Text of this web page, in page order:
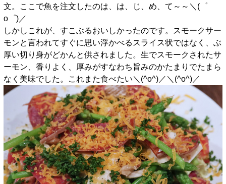
文。ここで魚を注文したのは、は、じ、め、て～～＼(゜
o゜)／
しかしこれが、すこぶるおいしかったのです。スモークサー
モンと言われてすぐに思い浮かべるスライス状ではなく、ぶ
厚い切り身がどかんと供されました。生でスモークされたサ
ーモン、香りよく、厚みがすなわち旨みのかたまりでたまら
なく美味でした。これまた食べたい＼(^o^)／＼(^o^)／